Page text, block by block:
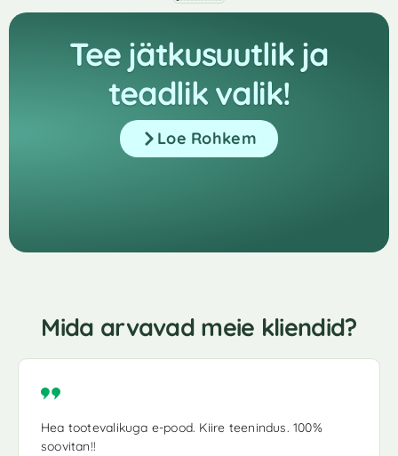
Tee jätkusuutlik ja
teadlik valik!
Loe Rohkem
Mida arvavad meie kliendid?
Hea tootevalikuga e-pood. Kiire teenindus. 100%
soovitan!!